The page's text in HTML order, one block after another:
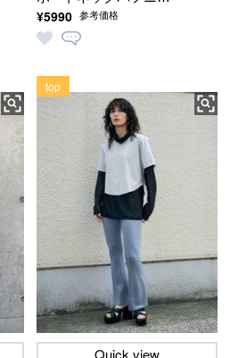
ト
¥5990 参考価格
Quick view
top